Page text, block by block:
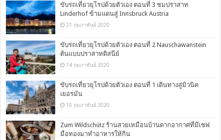
ขับรถเที่ยวยุโรปด้วยตัวเอง ตอนที่ 3 ชมปราสาท
Linderhof ข้ามแดนสู่ Innsbruck Austria
21 กุมภาพันธ์ 2020
ขับรถเที่ยวยุโรปด้วยตัวเอง ตอนที่ 2 Nauschawanstein
ต้นแบบปราสาทดิสนีย์
14 กุมภาพันธ์ 2020
ขับรถเที่ยวยุโรปด้วยตัวเอง ตอนที่ 1 เดินทางสู่มิวนิค
เยอรมัน
10 กุมภาพันธ์ 2020
Zum Wildschütz ร้านสวยเหมือนบ้านตากอากาศที่มีเชฟ
มือทองมาทำอาหารให้กิน